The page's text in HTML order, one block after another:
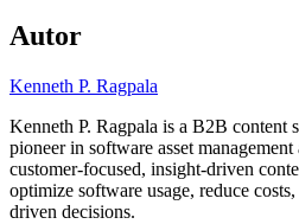
Autor
Kenneth P. Ragpala
Kenneth P. Ragpala is a B2B content
pioneer in software asset
customer-focused, insight-driven
optimize software usage, reduce
driven decisions.